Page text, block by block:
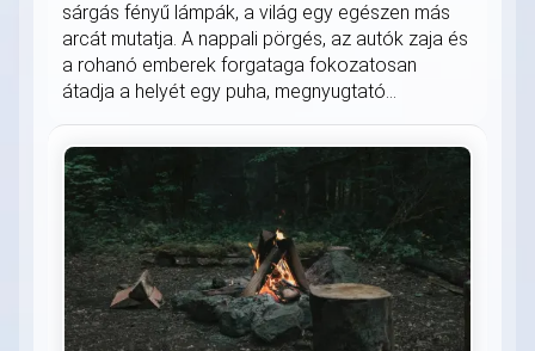
sárgás fényű lámpák, a világ egy egészen más
arcát mutatja. A nappali pörgés, az autók zaja és
a rohanó emberek forgataga fokozatosan
átadja a helyét egy puha, megnyugtató...